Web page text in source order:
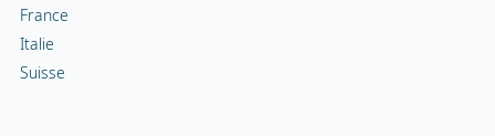
France
Italie
Suisse